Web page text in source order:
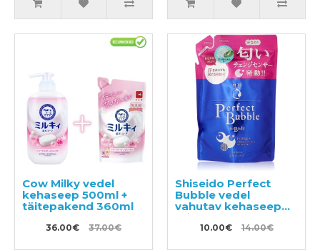
Cow Milky vedel
kehaseep 500ml +
täitepakend 360ml
36.00€ 37.00€
Shiseido Perfect
Bubble vedel
vahutav kehaseep
täitepakend 350ml
10.00€ 14.00€